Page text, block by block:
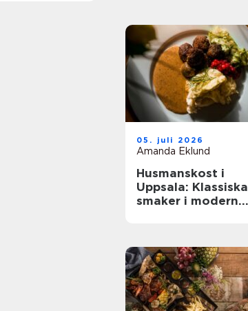
05. juli 2026
Amanda Eklund
Husmanskost i
Uppsala: Klassiska
smaker i modern